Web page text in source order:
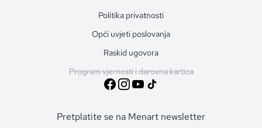
Politika privatnosti
Opći uvjeti poslovanja
Raskid ugovora
Program vjernosti i darovna kartica
Pretplatite se na Menart newsletter